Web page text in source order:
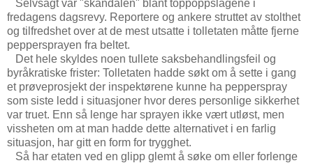
Selvsagt var "skandalen" blant toppoppslagene i
fredagens dagsrevy. Reportere og ankere struttet av stolthet
og tilfredshet over at de mest utsatte i tolletaten måtte fjerne
peppersprayen fra beltet.
Det hele skyldes noen tullete saksbehandlingsfeil og
byråkratiske frister: Tolletaten hadde søkt om å sette i gang
et prøveprosjekt der inspektørene kunne ha pepperspray
som siste ledd i situasjoner hvor deres personlige sikkerhet
var truet. Enn så lenge har sprayen ikke vært utløst, men
vissheten om at man hadde dette alternativet i en farlig
situasjon, har gitt en form for trygghet.
Så har etaten ved en glipp glemt å søke om eller forlenge